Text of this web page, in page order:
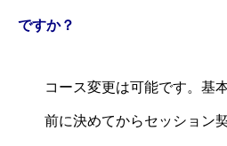
ですか？
コース変更は可能です。基
前に決めてからセッション